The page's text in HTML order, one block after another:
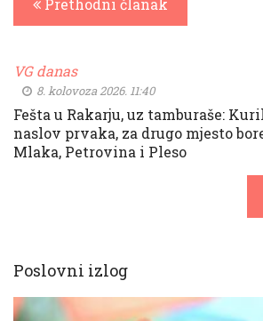
Prethodni članak
VG danas
8. kolovoza 2026. 11:40
Fešta u Rakarju, uz tamburaše:
naslov prvaka, za drugo mjesto
Mlaka, Petrovina i Pleso
Poslovni izlog